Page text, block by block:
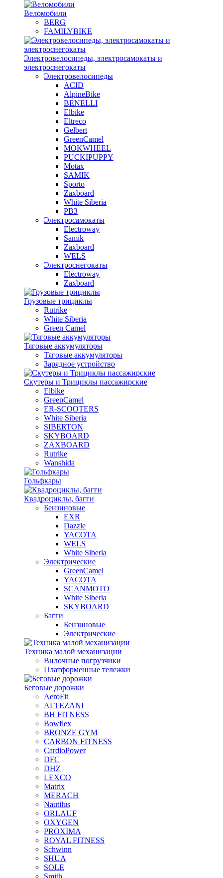
Веломобили
BERG
FAMILYBIKE
Электровелосипеды, электросамокаты и
электроснегокаты
Электровелосипеды
ACID
AlpineBike
BENELLI
Elbike
Eltreco
Gelbert
GreenCamel
MOKWHEEL
PUCKIPUPPY
Motax
SAMIK
Sporto
Zaxboard
White Siberia
РВЗ
Электросамокаты
Electroway
Samik
Zaxboard
WELS
Электроснегокаты
Electroway
Zaxboard
Грузовые трициклы
Rutrike
White Siberia
Green Camel
Тяговые аккумуляторы
Тяговые аккумуляторы
Зарядное устройство
Скутеры и Трициклы пассажирские
Elbike
GreenCamel
ER-SCOOTERS
White Siberia
SIBERTON
SKYBOARD
ZAXBOARD
Rutrike
Wanshida
Гольфкары
Квадроциклы, багги
Бензиновые
EXR
Dazzle
YACOTA
WELS
White Siberia
Электрические
GreenCamel
YACOTA
SCANMOTO
White Siberia
SKYBOARD
Багги
Бензиновые
Электрические
Техника малой механизации
Вилочные погрузчики
Платформенные тележки
Беговые дорожки
AeroFit
ALTEZANI
BH FITNESS
Bowflex
BRONZE GYM
CARBON FITNESS
CardioPower
DFC
DHZ
LEXCO
Matrix
MERACH
Nautilus
ORLAUF
OXYGEN
PROXIMA
ROYAL FITNESS
Schwinn
SHUA
SOLE
Smith